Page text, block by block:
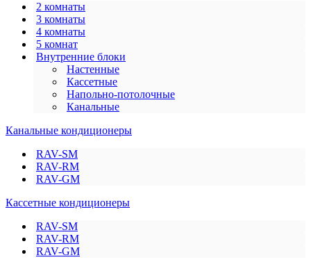
2 комнаты
3 комнаты
4 комнаты
5 комнат
Внутренние блоки
Настенные
Кассетные
Напольно-потолочные
Канальные
Канальные кондиционеры
RAV-SM
RAV-RM
RAV-GM
Кассетные кондиционеры
RAV-SM
RAV-RM
RAV-GM